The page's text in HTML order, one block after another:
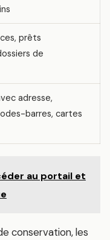
prêts
de
adresse,
barres, cartes
au portail et
conservation, les